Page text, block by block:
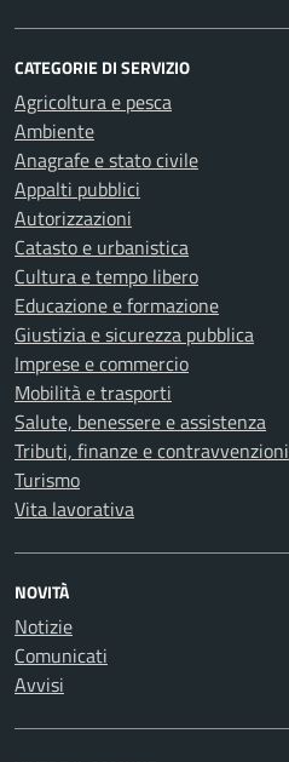
CATEGORIE DI SERVIZIO
Agricoltura e pesca
Ambiente
Anagrafe e stato civile
Appalti pubblici
Autorizzazioni
Catasto e urbanistica
Cultura e tempo libero
Educazione e formazione
Giustizia e sicurezza pubblica
Imprese e commercio
Mobilità e trasporti
Salute, benessere e assistenza
Tributi, finanze e contravvenzioni
Turismo
Vita lavorativa
NOVITÀ
Notizie
Comunicati
Avvisi